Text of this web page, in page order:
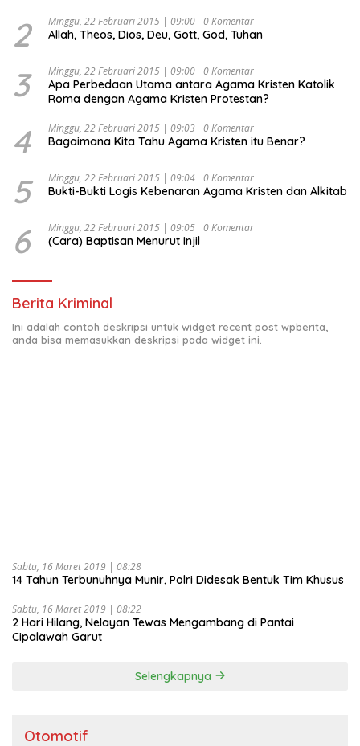
Ekonomi Politik Indonesia) & Simposium Nasional
“Urgensi Undang-Undang Perekonomian Nasional dan
Indonesia Emas 2045”,
2 Minggu, 22 Februari 2015 | 09:00 0 Komentar
Allah, Theos, Dios, Deu, Gott, God, Tuhan
3 Minggu, 22 Februari 2015 | 09:00 0 Komentar
Apa Perbedaan Utama antara Agama Kristen Katolik
Roma dengan Agama Kristen Protestan?
4 Minggu, 22 Februari 2015 | 09:03 0 Komentar
Bagaimana Kita Tahu Agama Kristen itu Benar?
5 Minggu, 22 Februari 2015 | 09:04 0 Komentar
Bukti-Bukti Logis Kebenaran Agama Kristen dan Alkitab
6 Minggu, 22 Februari 2015 | 09:05 0 Komentar
(Cara) Baptisan Menurut Injil
Berita Kriminal
Ini adalah contoh deskripsi untuk widget recent post wpberita,
anda bisa memasukkan deskripsi pada widget ini.
Sabtu, 16 Maret 2019 | 08:28
14 Tahun Terbunuhnya Munir, Polri Didesak Bentuk Tim Khusus
Sabtu, 16 Maret 2019 | 08:22
2 Hari Hilang, Nelayan Tewas Mengambang di Pantai
Cipalawah Garut
Selengkapnya
Otomotif